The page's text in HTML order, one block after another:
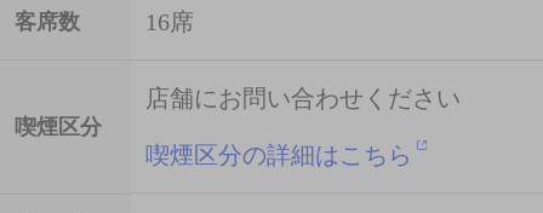
客席数 16席
喫煙区分
店舗にお問い合わせください
喫煙区分の詳細はこちら